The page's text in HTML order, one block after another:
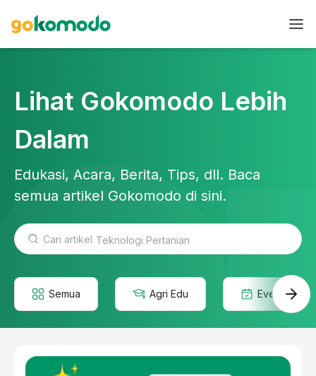
Lihat Gokomodo Lebih
Dalam
Edukasi, Acara, Berita, Tips, dll. Baca
semua artikel Gokomodo di sini.
Teknologi Pertanian
Semua Agri Edu Event